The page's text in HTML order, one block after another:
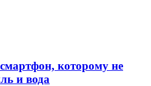
которому не
и вода